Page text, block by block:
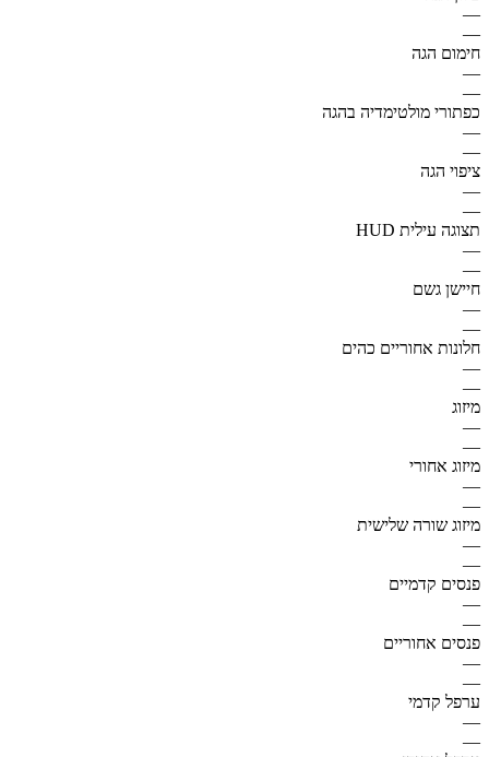
—
—
חימום הגה
—
—
כפתורי מולטימדיה בהגה
—
—
ציפוי הגה
—
—
תצוגה עילית HUD
—
—
חיישן גשם
—
—
חלונות אחוריים כהים
—
—
מיזוג
—
—
מיזוג אחורי
—
—
מיזוג שורה שלישית
—
—
פנסים קדמיים
—
—
פנסים אחוריים
—
—
ערפל קדמי
—
—